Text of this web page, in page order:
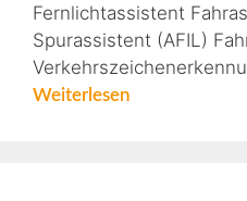
Fernlichtassistent
Spurassistent (AFIL)
Weiterlesen